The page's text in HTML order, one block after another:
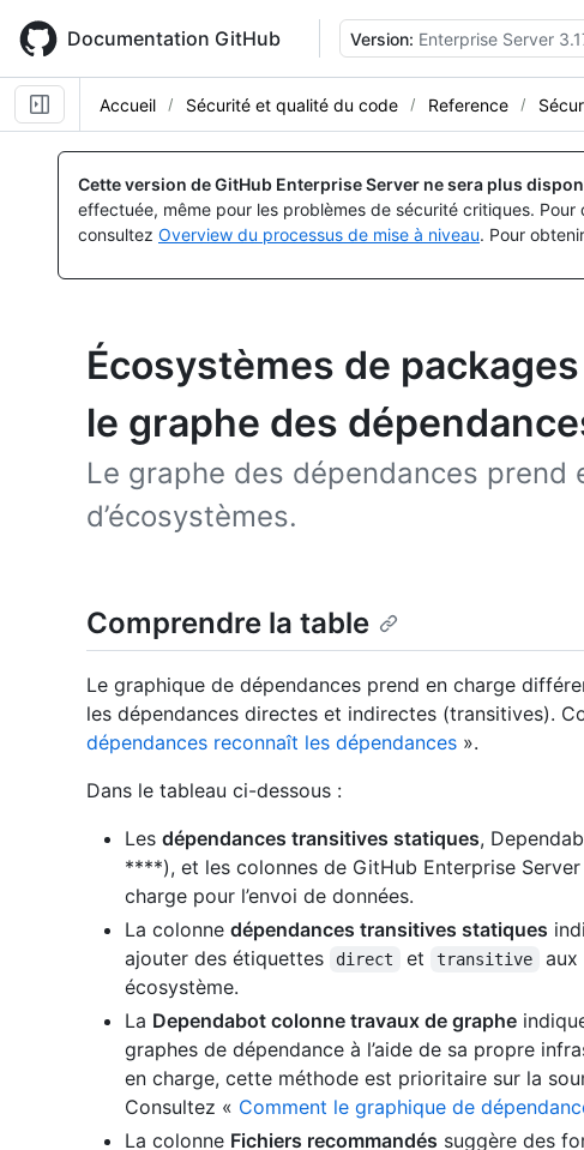
main
content
Documentation GitHub Version: Enterprise Server
Accueil Sécurité et qualité du code Reference
Cette version de GitHub Enterprise Server ne sera plus
effectuée, même pour les problèmes de sécurité critiques.
consultez Overview du processus de mise à niveau. Pour
Écosystèmes de
le graphe des
Le graphe des dépendances prend
d’écosystèmes.
Comprendre la table
Le graphique de dépendances prend en charge
les dépendances directes et indirectes (transitives).
dépendances reconnaît les dépendances ».
Dans le tableau ci-dessous :
Les dépendances transitives statiques,
****), et les colonnes de GitHub Enterprise
charge pour l’envoi de données.
La colonne dépendances transitives statiques
ajouter des étiquettes
direct et transitive
aux
écosystème.
La Dependabot colonne travaux de graphe
graphes de dépendance à l’aide de sa propre
en charge, cette méthode est prioritaire sur la
Consultez « Comment le graphique de
La colonne Fichiers recommandés suggère des